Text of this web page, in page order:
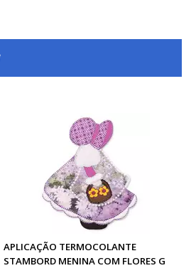
APLICAÇÃO TERMOCOLANTE
STAMBORD MENINA COM FLORES G